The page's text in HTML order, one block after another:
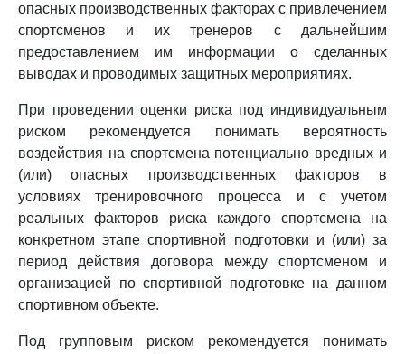
опасных производственных факторах с привлечением
спортсменов и их тренеров с дальнейшим
предоставлением им информации о сделанных
выводах и проводимых защитных мероприятиях.
При проведении оценки риска под индивидуальным
риском рекомендуется понимать вероятность
воздействия на спортсмена потенциально вредных и
(или) опасных производственных факторов в
условиях тренировочного процесса и с учетом
реальных факторов риска каждого спортсмена на
конкретном этапе спортивной подготовки и (или) за
период действия договора между спортсменом и
организацией по спортивной подготовке на данном
спортивном объекте.
Под групповым риском рекомендуется понимать